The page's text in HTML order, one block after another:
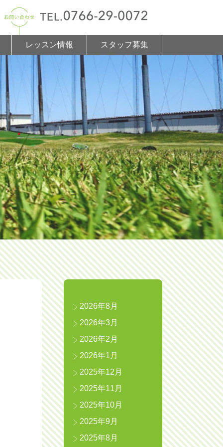
レッスン情報 スタッフ募集
2026年8月
2026年3月
2026年2月
2026年1月
2025年12月
2025年11月
2025年10月
2025年9月
2025年8月